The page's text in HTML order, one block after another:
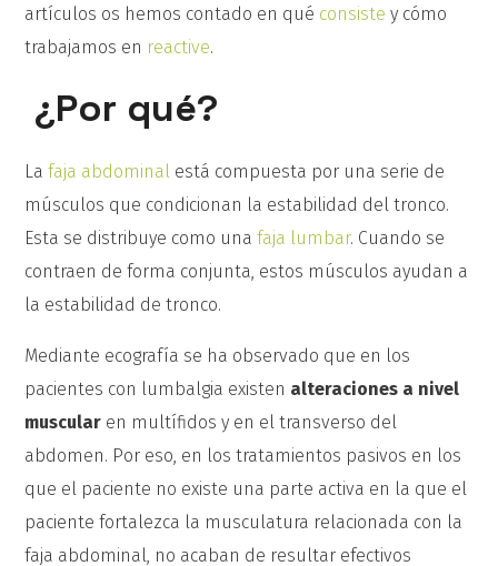
artículos os hemos contado en qué consiste y cómo
trabajamos en reactive.
¿Por qué?
Lafaja abdominal está compuesta por una serie de
músculos que condicionan la estabilidad del tronco.
Esta se distribuye como unafaja lumbar. Cuando se
contraen de forma conjunta, estos músculos ayudan a
la estabilidad de tronco.
Mediante ecografía se ha observado que en los
pacientes con lumbalgia existen alteraciones a nivel
muscular en multífidos y en el transverso del
abdomen. Por eso, en los tratamientos pasivos en los
que el paciente no existe una parte activa en la que el
paciente fortalezca la musculatura relacionada con la
faja abdominal, no acaban de resultar efectivos